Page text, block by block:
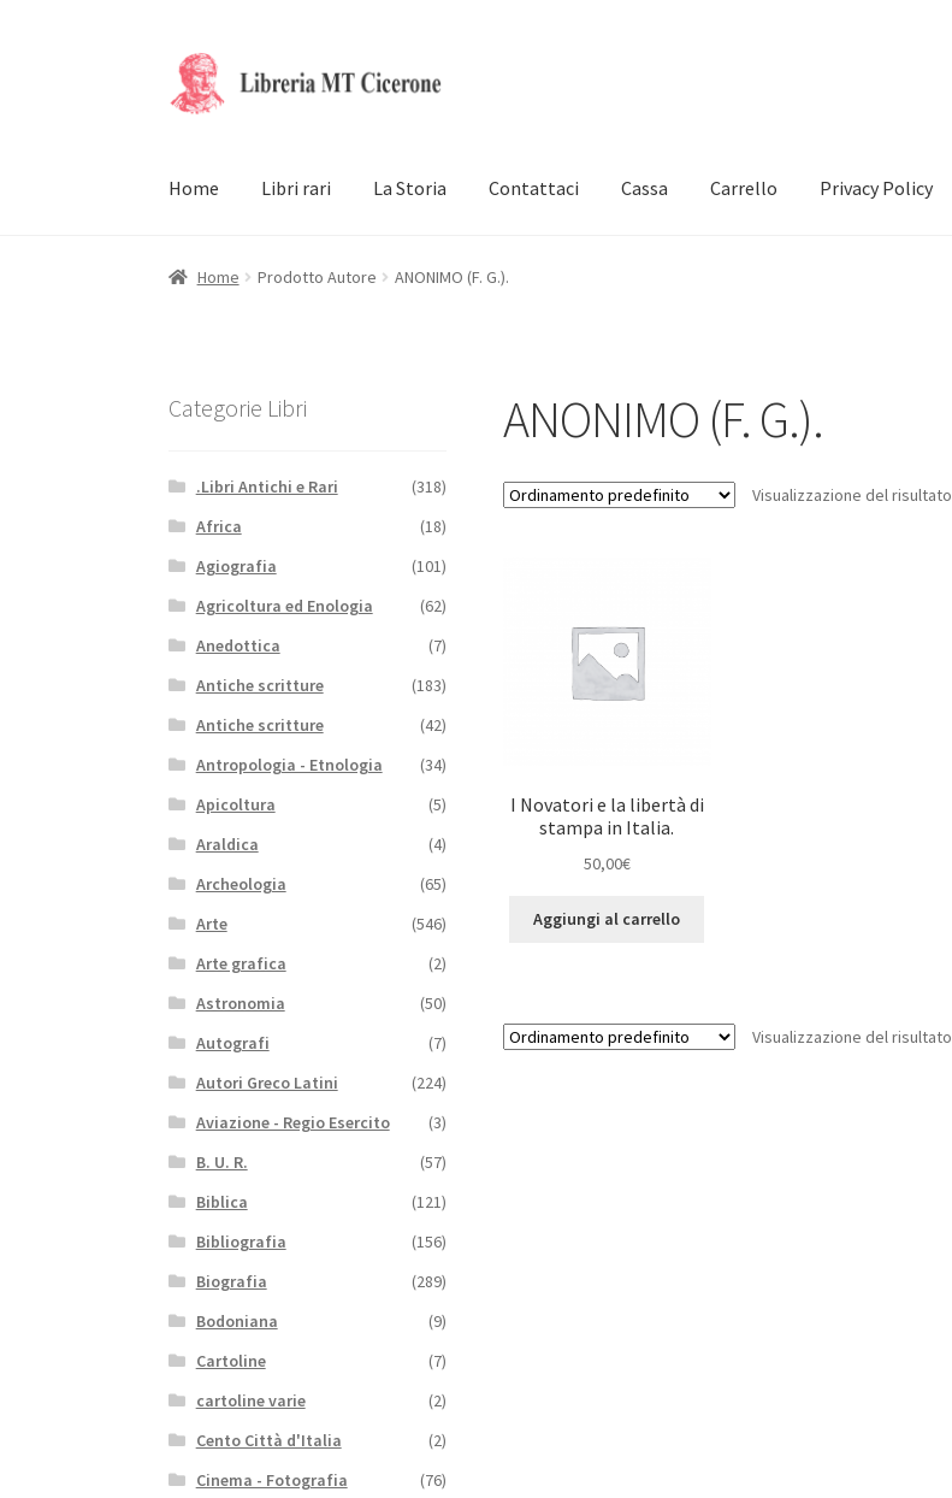
Vai
alla
Vai
al
Home Libri rari La Storia Contattaci Cassa Carrello Privacy Policy
Home Prodotto Autore ANONIMO (F. G.).
ANONIMO (F. G.).
Visualizzazione del risultato
I Novatori e la libertà di
stampa in Italia.
50,00€
Aggiungi al carrello
Visualizzazione del risultato
Categorie Libri
.Libri Antichi e Rari
(318)
Africa
(18)
Agiografia
(101)
Agricoltura ed Enologia
(62)
Anedottica
(7)
Antiche scritture
(183)
Antiche scritture
(42)
Antropologia - Etnologia
(34)
Apicoltura
(5)
Araldica
(4)
Archeologia
(65)
Arte
(546)
Arte grafica
(2)
Astronomia
(50)
Autografi
(7)
Autori Greco Latini
(224)
Aviazione - Regio Esercito
(3)
B. U. R.
(57)
Biblica
(121)
Bibliografia
(156)
Biografia
(289)
Bodoniana
(9)
Cartoline
(7)
cartoline varie
(2)
Cento Città d'Italia
(2)
Cinema - Fotografia
(76)